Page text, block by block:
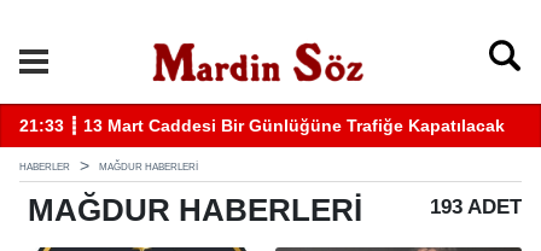
11:57 ┋ Midyat’ta bıçaklı kavga can aldı
HABERLER MAĞDUR HABERLERI
MAĞDUR HABERLERI 193 ADET